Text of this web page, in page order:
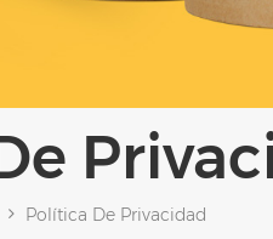
Política De Privacidad